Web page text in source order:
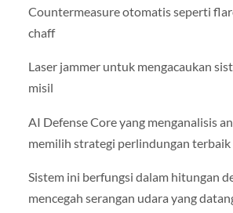
Countermeasure otomatis seperti
chaff
Laser jammer untuk mengacaukan
misil
AI Defense Core yang menganalisis
memilih strategi perlindungan terbaik
Sistem ini berfungsi dalam hitungan
mencegah serangan udara yang